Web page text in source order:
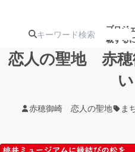
プロジ
載する
人気のプロ
ジェクト
注目のリ
ターン
注目の新着プ
ジェクト
恋人の聖地 赤穂
赤穂御崎 恋人の聖地 ま